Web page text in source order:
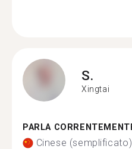
S.
Xingtai
PARLA
Cinese (semplificato)